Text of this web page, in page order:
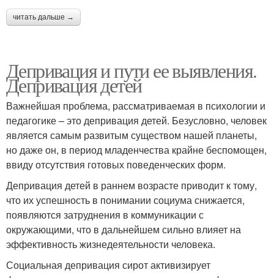
читать дальше →
Депривация и пути ее выявления.
Депривация детей
Важнейшая проблема, рассматриваемая в психологии и
педагогике – это депривация детей. Безусловно, человек
является самым развитым существом нашей планеты,
но даже он, в период младенчества крайне беспомощен,
ввиду отсутствия готовых поведенческих форм.
Депривация детей в раннем возрасте приводит к тому,
что их успешность в понимании социума снижается,
появляются затруднения в коммуникации с
окружающими, что в дальнейшем сильно влияет на
эффективность жизнедеятельности человека.
Социальная депривация сирот активизирует